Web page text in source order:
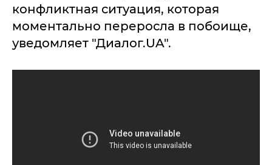
конфликтная ситуация, которая
моментально переросла в побоище,
уведомляет "Диалог.UA".